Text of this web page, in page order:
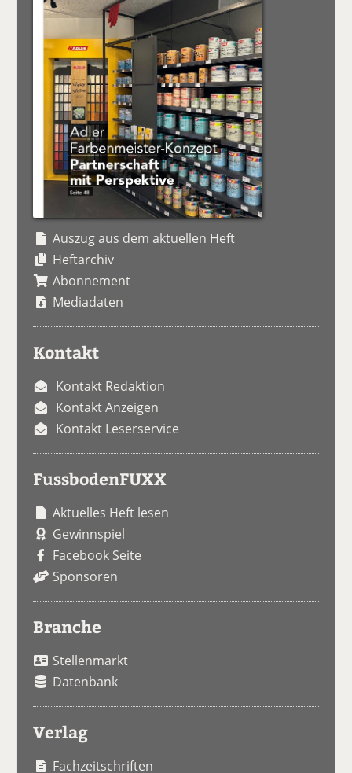
Auszug aus dem aktuellen Heft
Heftarchiv
Abonnement
Mediadaten
Kontakt
Kontakt Redaktion
Kontakt Anzeigen
Kontakt Leserservice
FussbodenFUXX
Aktuelles Heft lesen
Gewinnspiel
Facebook Seite
Sponsoren
Branche
Stellenmarkt
Datenbank
Verlag
Fachzeitschriften